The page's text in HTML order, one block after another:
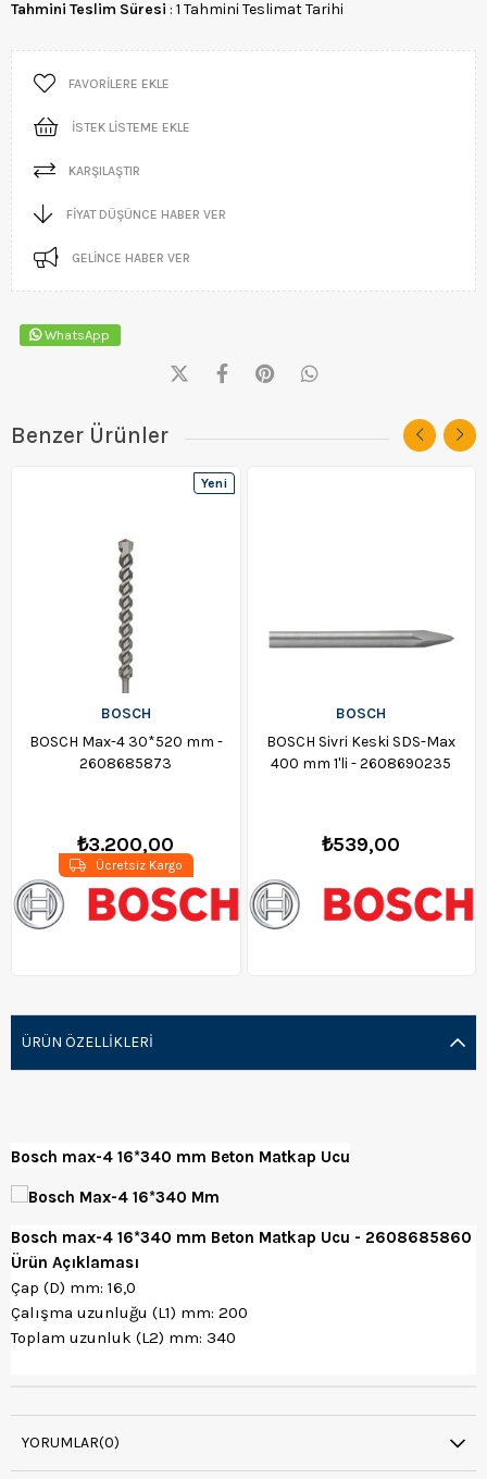
Tahmini Teslim Süresi : 1 Tahmini Teslimat Tarihi
FAVORILERE EKLE
İSTEK LISTEME EKLE
KARŞILAŞTIR
FIYAT DÜŞÜNCE HABER VER
GELINCE HABER VER
WhatsApp
Benzer Ürünler
BOSCH
BOSCH Max-4 30*520 mm -
2608685873
₺3.200,00
Ücretsiz Kargo
Yeni
BOSCH
BOSCH Sivri Keski SDS-Max
400 mm 1'li - 2608690235
₺539,00
ÜRÜN ÖZELLIKLERI
Bosch max-4 16*340 mm Beton Matkap Ucu
Bosch max-4 16*340 mm Beton Matkap Ucu - 2608685860
Ürün Açıklaması
Çap (D) mm: 16,0
Çalışma uzunluğu (L1) mm: 200
Toplam uzunluk (L2) mm: 340
YORUMLAR(0)